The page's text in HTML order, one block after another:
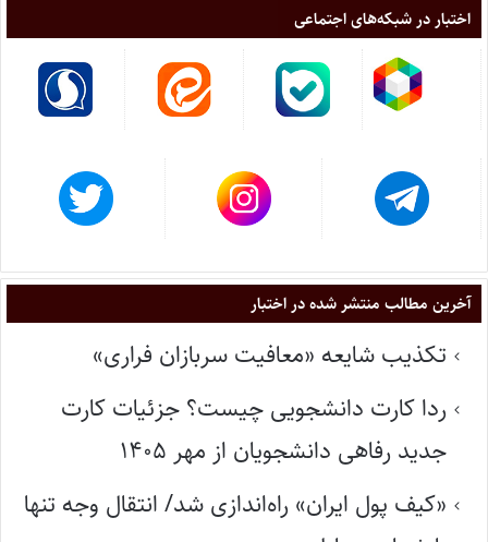
اختبار در شبکه‌های اجتماعی
آخرین مطالب منتشر شده در اختبار
تکذیب شایعه «معافیت سربازان فراری»
ردا کارت دانشجویی چیست؟ جزئیات کارت
جدید رفاهی دانشجویان از مهر ۱۴۰۵
«کیف پول ایران» راه‌اندازی شد/ انتقال وجه تنها